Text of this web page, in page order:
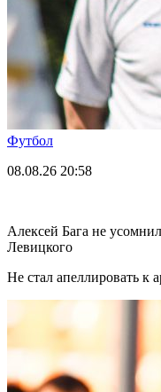
Футбол
08.08.26 20:58
Алексей Бага не
Левицкого
Не стал апеллировать к